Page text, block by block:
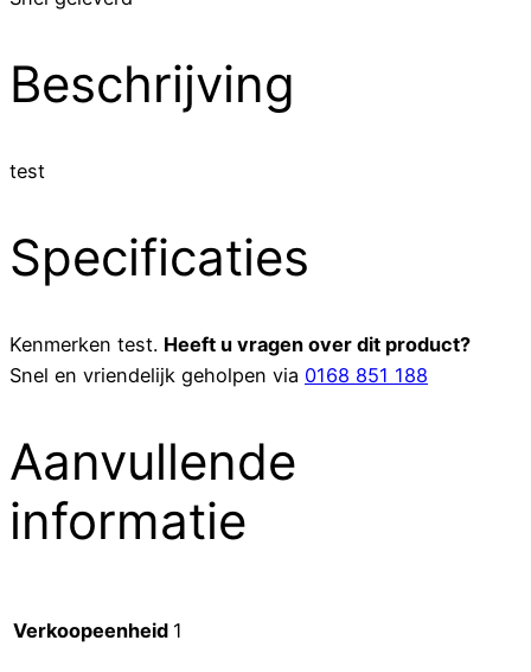
Beschrijving
test
Specificaties
Kenmerken test. Heeft u vragen over dit product?
Snel en vriendelijk geholpen via 0168 851 188
Aanvullende
informatie
Verkoopeenheid 1